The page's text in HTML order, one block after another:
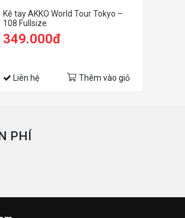
Kê tay AKKO World Tour Tokyo –
108 Fullsize
349.000đ
Liên hệ Thêm vào giỏ
PHÍ